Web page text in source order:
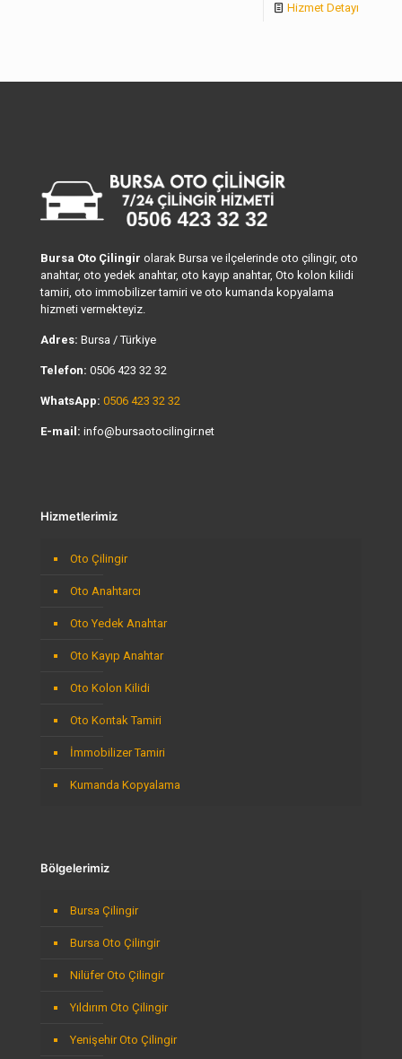
Hizmet Detayı
Bursa Oto Çilingir olarak Bursa ve ilçelerinde oto çilingir, oto
anahtar, oto yedek anahtar, oto kayıp anahtar, Oto kolon kilidi
tamiri, oto immobilizer tamiri ve oto kumanda kopyalama
hizmeti vermekteyiz.
Adres: Bursa / Türkiye
Telefon: 0506 423 32 32
WhatsApp: 0506 423 32 32
E-mail: info@bursaotocilingir.net
Hizmetlerimiz
Oto Çilingir
Oto Anahtarcı
Oto Yedek Anahtar
Oto Kayıp Anahtar
Oto Kolon Kilidi
Oto Kontak Tamiri
İmmobilizer Tamiri
Kumanda Kopyalama
Bölgelerimiz
Bursa Çilingir
Bursa Oto Çilingir
Nilüfer Oto Çilingir
Yıldırım Oto Çilingir
Yenişehir Oto Çilingir